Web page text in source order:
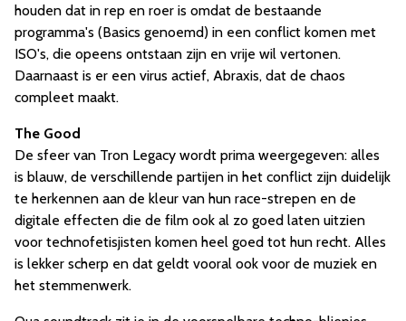
houden dat in rep en roer is omdat de bestaande
programma's (Basics genoemd) in een conflict komen met
ISO's, die opeens ontstaan zijn en vrije wil vertonen.
Daarnaast is er een virus actief, Abraxis, dat de chaos
compleet maakt.
The Good
De sfeer van Tron Legacy wordt prima weergegeven: alles
is blauw, de verschillende partijen in het conflict zijn duidelijk
te herkennen aan de kleur van hun race-strepen en de
digitale effecten die de film ook al zo goed laten uitzien
voor technofetisjisten komen heel goed tot hun recht. Alles
is lekker scherp en dat geldt vooral ook voor de muziek en
het stemmenwerk.